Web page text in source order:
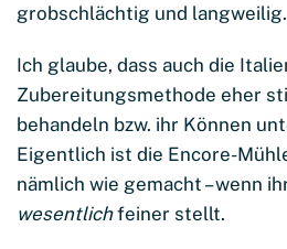
grobschlächtig und langweilig.
Ich glaube, dass auch die
Zubereitungsmethode eher
behandeln bzw. ihr Können
Eigentlich ist die Encore-
nämlich wie gemacht – wenn
wesentlichfeiner stellt.